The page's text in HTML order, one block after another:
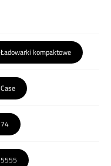
Ładowarki kompaktowe
Case
74
5555